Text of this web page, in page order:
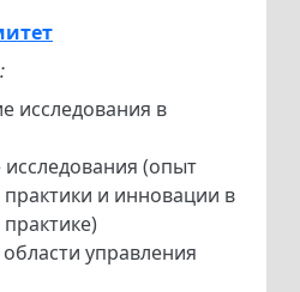
исследования в
исследования (опыт
практики и инновации в
управления